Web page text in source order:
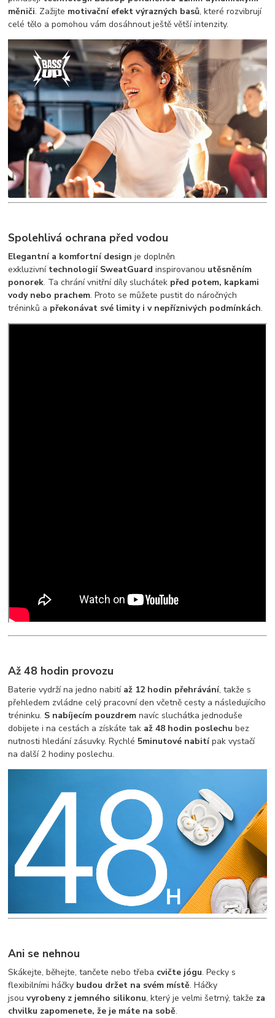
měniči. Zažijte motivační efekt výrazných basů, které rozvibrují
celé tělo a pomohou vám dosáhnout ještě větší intenzity.
Spolehlivá ochrana před vodou
Elegantní a komfortní design je doplněn
exkluzivní technologií SweatGuard inspirovanou utěsněním
ponorek. Ta chrání vnitřní díly sluchátek před potem, kapkami
vody nebo prachem. Proto se můžete pustit do náročných
tréninků a překonávat své limity i v nepříznivých podmínkách.
Až 48 hodin provozu
Baterie vydrží na jedno nabití až 12 hodin přehrávání, takže s
přehledem zvládne celý pracovní den včetně cesty a následujícího
tréninku. S nabíjecím pouzdrem navíc sluchátka jednoduše
dobijete i na cestách a získáte tak až 48 hodin poslechu bez
nutnosti hledání zásuvky. Rychlé 5minutové nabitípak vystačí
na další 2 hodiny poslechu.
Ani se nehnou
Skákejte, běhejte, tančete nebo třeba cvičte jógu. Pecky s
flexibilními háčky budou držet na svém místě. Háčky
jsouvyrobeny z jemného silikonu, který je velmi šetrný, takže za
chvilku zapomenete, že je máte na sobě.